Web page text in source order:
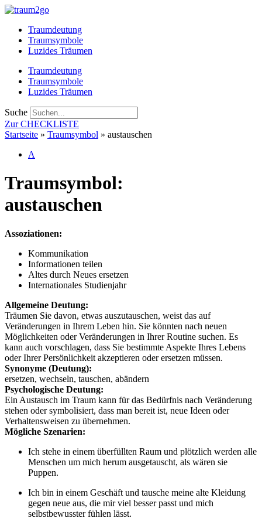
Zum
springenTraumdeutung
Traumsymbole
Luzides Träumen
Traumdeutung
Traumsymbole
Luzides Träumen
Suche
Zur CHECKLISTE
Startseite » Traumsymbol » austauschen
A
Traumsymbol:
austauschen
Assoziationen:
Kommunikation
Informationen teilen
Altes durch Neues ersetzen
Internationales Studienjahr
Allgemeine Deutung:
Träumen Sie davon, etwas auszutauschen, weist das auf
Veränderungen in Ihrem Leben hin. Sie könnten nach neuen
Möglichkeiten oder Veränderungen in Ihrer Routine suchen. Es
kann auch vorschlagen, dass Sie bestimmte Aspekte Ihres Lebens
oder Ihrer Persönlichkeit akzeptieren oder ersetzen müssen.
Synonyme (Deutung):
ersetzen, wechseln, tauschen, abändern
Psychologische Deutung:
Ein Austausch im Traum kann für das Bedürfnis nach Veränderung
stehen oder symbolisiert, dass man bereit ist, neue Ideen oder
Verhaltensweisen zu übernehmen.
Mögliche Szenarien:
Ich stehe in einem überfüllten Raum und plötzlich werden alle
Menschen um mich herum ausgetauscht, als wären sie
Puppen.
Ich bin in einem Geschäft und tausche meine alte Kleidung
gegen neue aus, die mir viel besser passt und mich
selbstbewusster fühlen lässt.